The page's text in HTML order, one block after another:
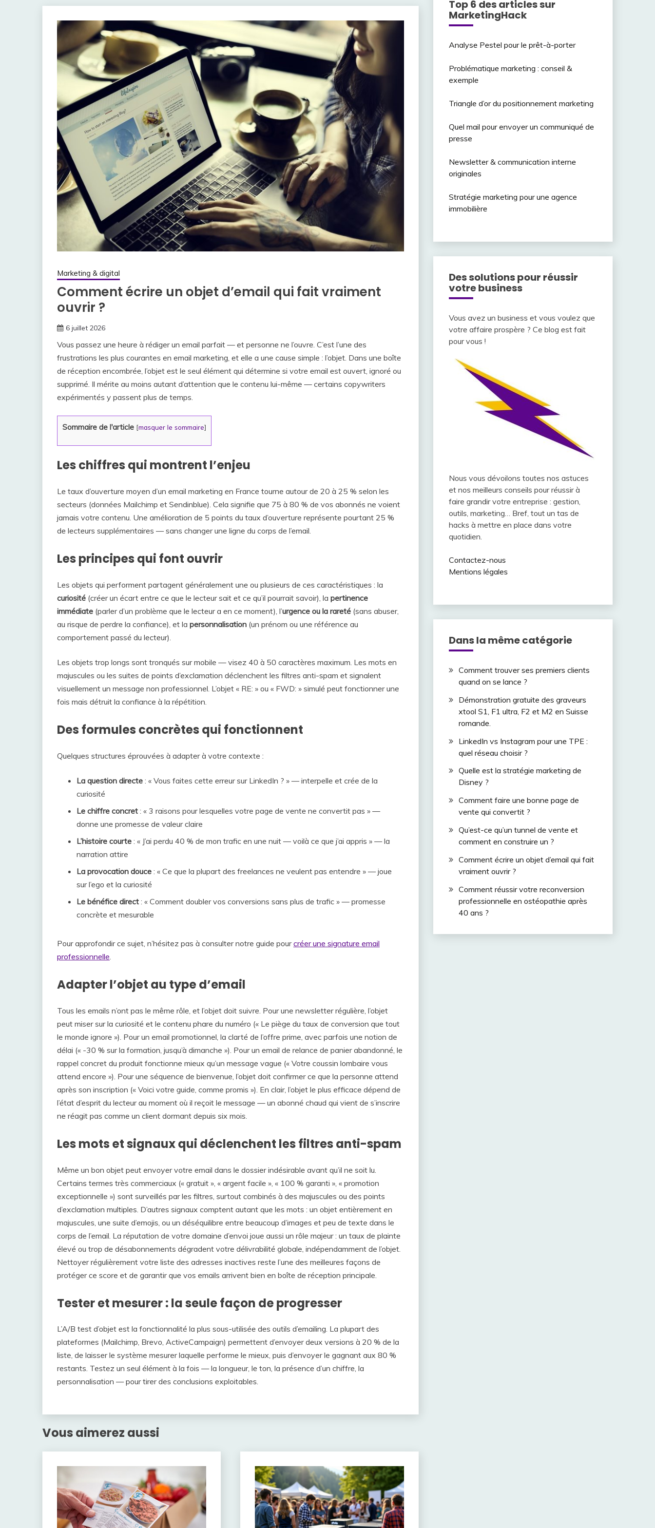
Marketing & digital
Comment écrire un objet d’email qui fait vraiment
ouvrir ?
6 juillet 2026
Vous passez une heure à rédiger un email parfait — et personne ne l’ouvre. C’est l’une des
frustrations les plus courantes en email marketing, et elle a une cause simple : l’objet. Dans une boîte
de réception encombrée, l’objet est le seul élément qui détermine si votre email est ouvert, ignoré ou
supprimé. Il mérite au moins autant d’attention que le contenu lui-même — certains copywriters
expérimentés y passent plus de temps.
Sommaire de l'article [masquer le sommaire]
Les chiffres qui montrent l’enjeu
Le taux d’ouverture moyen d’un email marketing en France tourne autour de 20 à 25 % selon les
secteurs (données Mailchimp et Sendinblue). Cela signifie que 75 à 80 % de vos abonnés ne voient
jamais votre contenu. Une amélioration de 5 points du taux d’ouverture représente pourtant 25 %
de lecteurs supplémentaires — sans changer une ligne du corps de l’email.
Les principes qui font ouvrir
Les objets qui performent partagent généralement une ou plusieurs de ces caractéristiques : la
curiosité (créer un écart entre ce que le lecteur sait et ce qu’il pourrait savoir), la pertinence
immédiate (parler d’un problème que le lecteur a en ce moment), l’urgence ou la rareté (sans abuser,
au risque de perdre la confiance), et la personnalisation (un prénom ou une référence au
comportement passé du lecteur).
Les objets trop longs sont tronqués sur mobile — visez 40 à 50 caractères maximum. Les mots en
majuscules ou les suites de points d’exclamation déclenchent les filtres anti-spam et signalent
visuellement un message non professionnel. L’objet « RE: » ou « FWD: » simulé peut fonctionner une
fois mais détruit la confiance à la répétition.
Des formules concrètes qui fonctionnent
Quelques structures éprouvées à adapter à votre contexte :
La question directe : « Vous faites cette erreur sur LinkedIn ? » — interpelle et crée de la
curiosité
Le chiffre concret : « 3 raisons pour lesquelles votre page de vente ne convertit pas » —
donne une promesse de valeur claire
L’histoire courte : « J’ai perdu 40 % de mon trafic en une nuit — voilà ce que j’ai appris » — la
narration attire
La provocation douce : « Ce que la plupart des freelances ne veulent pas entendre » — joue
sur l’ego et la curiosité
Le bénéfice direct : « Comment doubler vos conversions sans plus de trafic » — promesse
concrète et mesurable
Pour approfondir ce sujet, n’hésitez pas à consulter notre guide pourcréer une signature email
professionnelle
Adapter l’objet au type d’email
Tous les emails n’ont pas le même rôle, et l’objet doit suivre. Pour une newsletter régulière, l’objet
peut miser sur la curiosité et le contenu phare du numéro (« Le piège du taux de conversion que tout
le monde ignore »). Pour un email promotionnel, la clarté de l’offre prime, avec parfois une notion de
délai (« -30 % sur la formation, jusqu’à dimanche »). Pour un email de relance de panier abandonné, le
rappel concret du produit fonctionne mieux qu’un message vague (« Votre coussin lombaire vous
attend encore »). Pour une séquence de bienvenue, l’objet doit confirmer ce que la personne attend
après son inscription (« Voici votre guide, comme promis »). En clair, l’objet le plus efficace dépend de
l’état d’esprit du lecteur au moment où il reçoit le message — un abonné chaud qui vient de s’inscrire
ne réagit pas comme un client dormant depuis six mois.
Les mots et signaux qui déclenchent les filtres anti-spam
Même un bon objet peut envoyer votre email dans le dossier indésirable avant qu’il ne soit lu.
Certains termes très commerciaux (« gratuit », « argent facile », « 100 % garanti », « promotion
exceptionnelle ») sont surveillés par les filtres, surtout combinés à des majuscules ou des points
d’exclamation multiples. D’autres signaux comptent autant que les mots : un objet entièrement en
majuscules, une suite d’emojis, ou un déséquilibre entre beaucoup d’images et peu de texte dans le
corps de l’email. La réputation de votre domaine d’envoi joue aussi un rôle majeur : un taux de plainte
élevé ou trop de désabonnements dégradent votre délivrabilité globale, indépendamment de l’objet.
Nettoyer régulièrement votre liste des adresses inactives reste l’une des meilleures façons de
protéger ce score et de garantir que vos emails arrivent bien en boîte de réception principale.
Tester et mesurer : la seule façon de progresser
L’A/B test d’objet est la fonctionnalité la plus sous-utilisée des outils d’emailing. La plupart des
plateformes (Mailchimp, Brevo, ActiveCampaign) permettent d’envoyer deux versions à 20 % de la
liste, de laisser le système mesurer laquelle performe le mieux, puis d’envoyer le gagnant aux 80 %
restants. Testez un seul élément à la fois — la longueur, le ton, la présence d’un chiffre, la
personnalisation — pour tirer des conclusions exploitables.
Vous aimerez aussi
Top 6 des articles sur
MarketingHack
Analyse Pestel pour le prêt-à-porter
Problématique marketing : conseil &
exemple
Triangle d’or du positionnement marketing
Quel mail pour envoyer un communiqué de
presse
Newsletter & communication interne
originales
Stratégie marketing pour une agence
immobilière
Des solutions pour réussir
votre business
Vous avez un business et vous voulez que
votre affaire prospère ? Ce blog est fait
pour vous !
Nous vous dévoilons toutes nos astuces
et nos meilleurs conseils pour réussir à
faire grandir votre entreprise : gestion,
outils, marketing… Bref, tout un tas de
hacks à mettre en place dans votre
quotidien.
Contactez-nous
Mentions légales
Dans la même catégorie
Comment trouver ses premiers clients
quand on se lance ?
Démonstration gratuite des graveurs
xtool S1, F1 ultra, F2 et M2 en Suisse
romande.
LinkedIn vs Instagram pour une TPE :
quel réseau choisir ?
Quelle est la stratégie marketing de
Disney ?
Comment faire une bonne page de
vente qui convertit ?
Qu’est-ce qu’un tunnel de vente et
comment en construire un ?
Comment écrire un objet d’email qui fait
vraiment ouvrir ?
Comment réussir votre reconversion
professionnelle en ostéopathie après
40 ans ?